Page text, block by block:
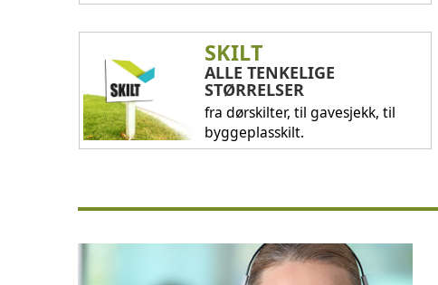
SKILT
ALLE TENKELIGE
STØRRELSER
fra dørskilter, til gavesjekk, til
byggeplasskilt.